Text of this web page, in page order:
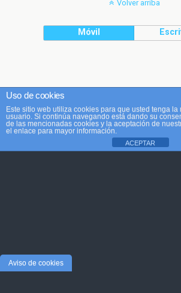
Volver arriba
Móvil
Uso de cookies
Este sitio web utiliza cookies para que usted tenga
usuario. Si continúa navegando está dando su
de las mencionadas cookies y la aceptación de
el enlace para mayor información.
ACEPTAR
Aviso de cookies